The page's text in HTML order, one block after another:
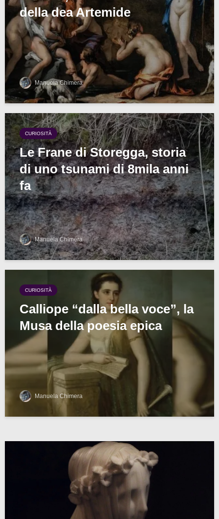
della dea Artemide
Manuela Chimera
CURIOSITÀ
Le Frane di Storegga, storia
di uno tsunami di 8mila anni
fa
Manuela Chimera
CURIOSITÀ
Calliope “dalla bella voce”, la
Musa della poesia epica
Manuela Chimera